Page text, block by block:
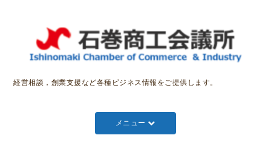
経営相談，創業支援など各種ビジネス情報をご提供します。
メニュー